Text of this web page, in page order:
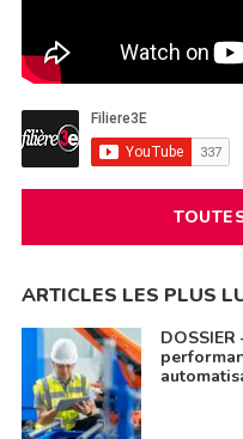
ARTICLES LES PLUS